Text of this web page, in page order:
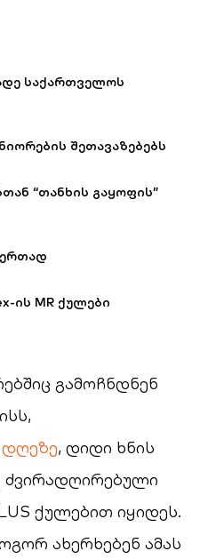
საქართველოს
შეთავაზებებს
“თანხის გაყოფის”
ის MR ქულები
გამოჩნდნენ
დღეზე, დიდი ხნის
ძვირადღირებული
ქულებით იყიდეს.
ახერხებენ ამას